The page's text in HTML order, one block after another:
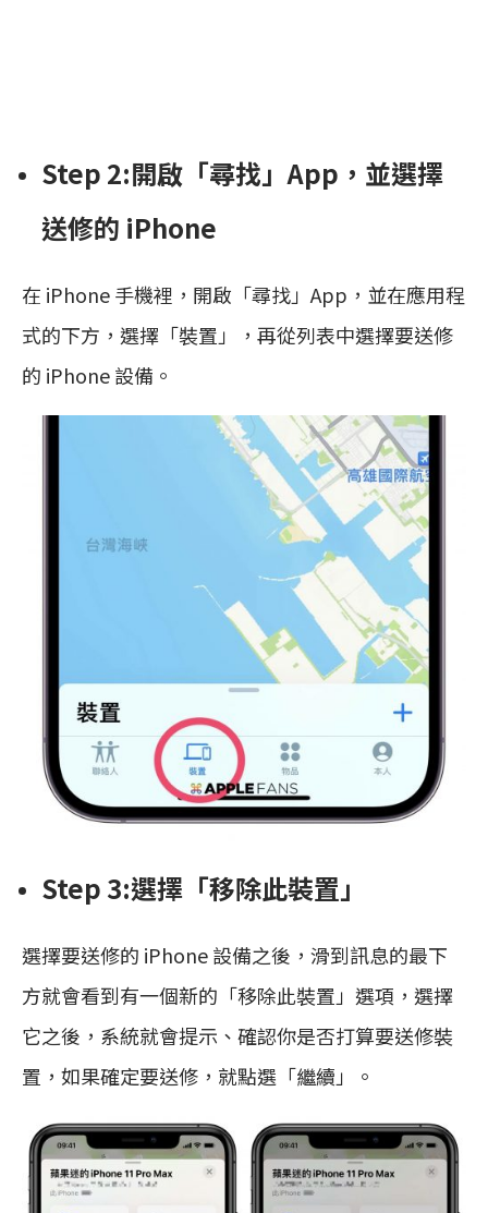
Step 2:開啟「尋找」App，並選擇
送修的 iPhone
在 iPhone 手機裡，開啟「尋找」App，並在應用程
式的下方，選擇「裝置」，再從列表中選擇要送修
的 iPhone 設備。
Step 3:選擇「移除此裝置」
選擇要送修的 iPhone 設備之後，滑到訊息的最下
方就會看到有一個新的「移除此裝置」選項，選擇
它之後，系統就會提示、確認你是否打算要送修裝
置，如果確定要送修，就點選「繼續」。